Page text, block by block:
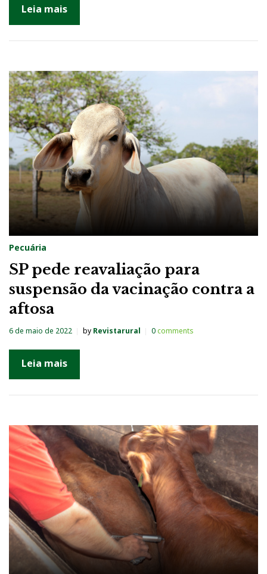
Leia mais
Pecuária
SP pede reavaliação para
suspensão da vacinação contra a
aftosa
6 de maio de 2022 by Revistarural 0comments
Leia mais